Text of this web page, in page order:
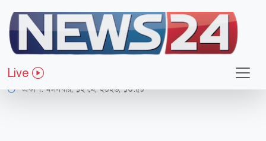
Live
সারাদেশ
ফেনীতে বাসচাপায় প্রাণ গেল বাবা-ছেলের
প্রকাশ:মঙ্গলবার, ১২ মে, ২০২৬, ১৩:৫৮